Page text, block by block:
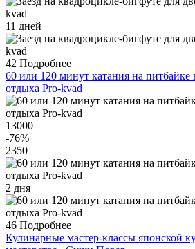
11 дней
42 Подробнее
60 или 120 минут катания на питбайке
отдыха Pro-kvad
13000
-76%
2350
2 дня
46 Подробнее
Кулинарные мастер-классы японской